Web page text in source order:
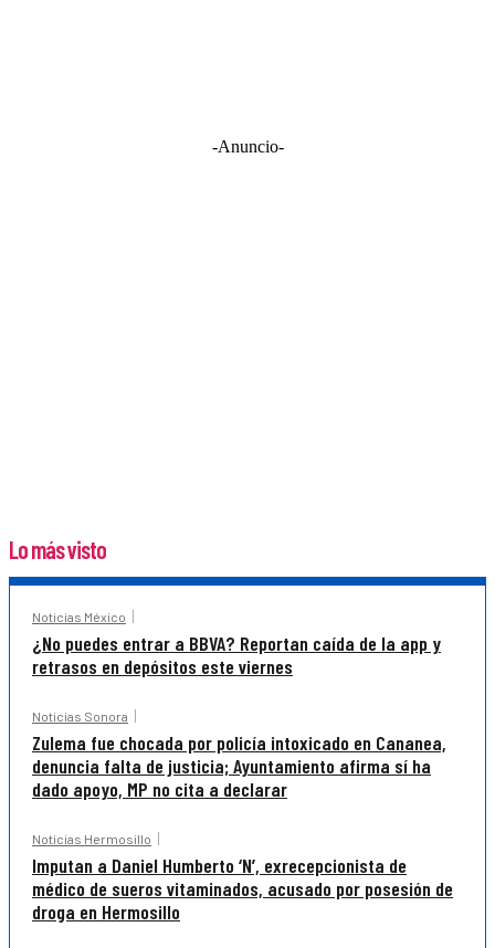
-Anuncio-
Lo más visto
Noticias México
¿No puedes entrar a BBVA? Reportan caída de la app y
retrasos en depósitos este viernes
Noticias Sonora
Zulema fue chocada por policía intoxicado en Cananea,
denuncia falta de justicia; Ayuntamiento afirma sí ha
dado apoyo, MP no cita a declarar
Noticias Hermosillo
Imputan a Daniel Humberto ‘N’, exrecepcionista de
médico de sueros vitaminados, acusado por posesión de
droga en Hermosillo